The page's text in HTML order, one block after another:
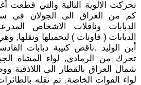
كم من العراق الى الجولان في
الدبابات وناقلات الاشخاص
شمال العراق بالقطار الى اللاذقية
لواء القوات الخاصة, تم نقله